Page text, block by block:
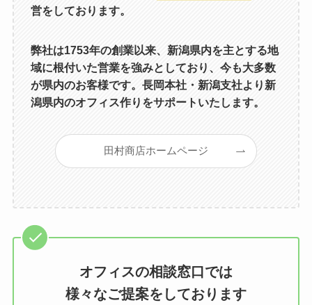
営をしております。
弊社は1753年の創業以来、新潟県内を主とする地
域に根付いた営業を強みとしており、今も大多数
が県内のお客様です。長岡本社・新潟支社より新
潟県内のオフィス作りをサポートいたします。
田村商店ホームページ
オフィスの相談窓口では
様々なご提案をしております